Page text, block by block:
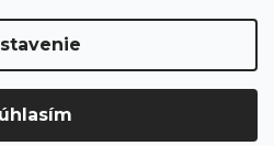
bude od 3. 8. do 12. 8. ZAVRETÉ
|mime digital